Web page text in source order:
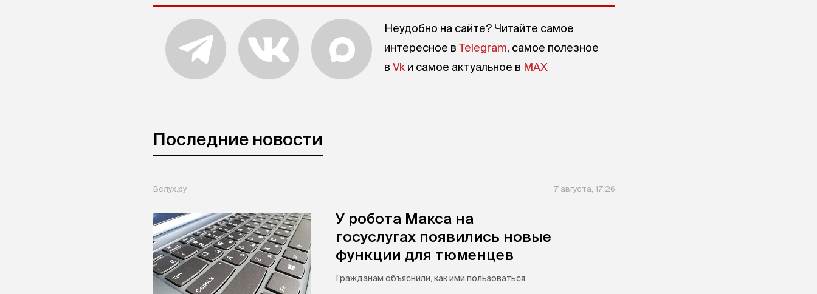
Неудобно на сайте? Читайте самое
интересное в Telegram, самое полезное
в Vk и самое актуальное в MAX
Последние новости
Вслух.ру 7 августа, 17:26
У робота Макса на
госуслугах появились новые
функции для тюменцев
Гражданам объяснили, как ими пользоваться.